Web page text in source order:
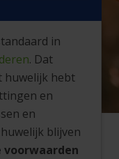
in
. Dat
huwelijk hebt
en
en
blijven